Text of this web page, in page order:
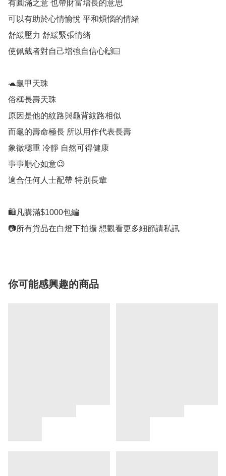
有圓滿之意 也帶財富增長的意思
可以有助於心情愉悅 平和煩惱的情緒
舒緩壓力 舒緩緊張情緒
使佩戴者對自己增強自信心🙌🏻
🐢龜甲天珠
俗稱長壽天珠
原因是他的紋路與龜背紋路相似
而龜的壽命極長 所以用作代表長壽
象徵穩重 冷靜 自然可得健康
事事順心如意😉
適合任何人士配帶 特別長輩
🛍凡購滿$1000包編
📷所有貨品在白燈下拍攝 想觀看更多細節請私訊
你可能感興趣的商品